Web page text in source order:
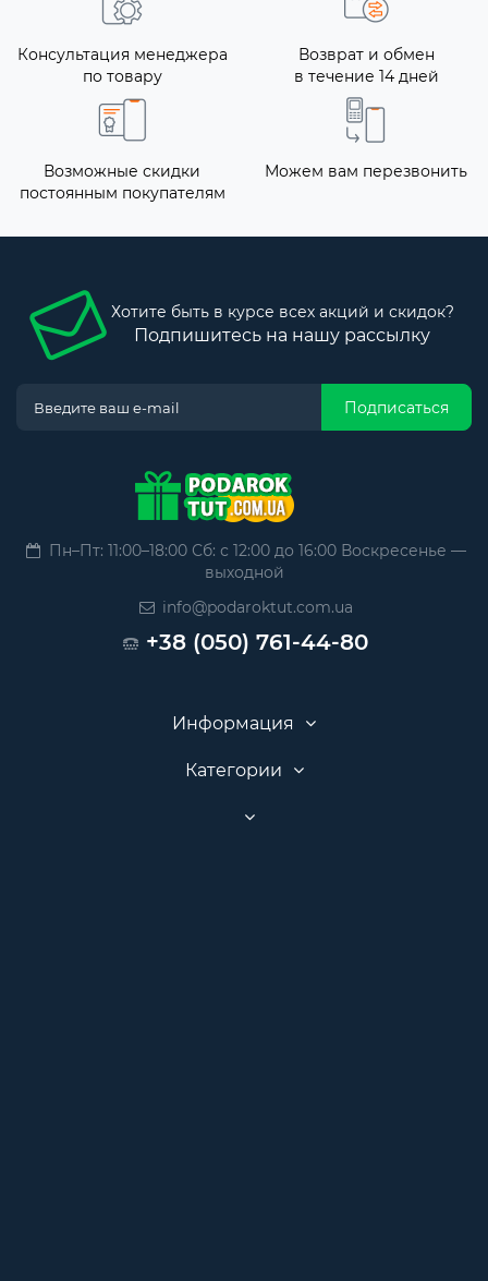
Консультация менеджера
по товару
Возврат и обмен
в течение 14 дней
Возможные скидки
постоянным покупателям
Можем вам перезвонить
Хотите быть в курсе всех акций и скидок?
Подпишитесь на нашу рассылку
Подписаться
Пн–Пт: 11:00–18:00 Сб: с 12:00 до 16:00 Воскресенье —
выходной
info@podaroktut.com.ua
+38 (050) 761-44-80
Информация
Категории